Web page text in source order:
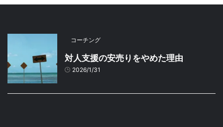
コーチング
対人支援の安売りをやめた理由
2026/1/31